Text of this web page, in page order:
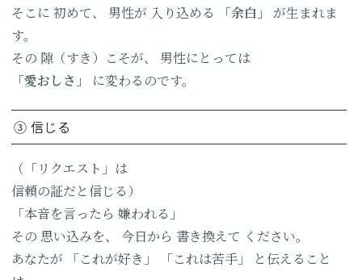
そこに 初めて、 男性が 入り込める 「余白」
が生まれま
す。
その 隙（すき）こそが、
男性にとっては
「愛おしさ」
に変わるのです。
③ 信じる
（「リクエスト」は
信頼の証だと信じる）
「本音を言ったら 嫌われる」
その 思い込みを、 今日から 書き換えて ください。
あなたが
「これが好き」 「これは苦手」
と伝えること